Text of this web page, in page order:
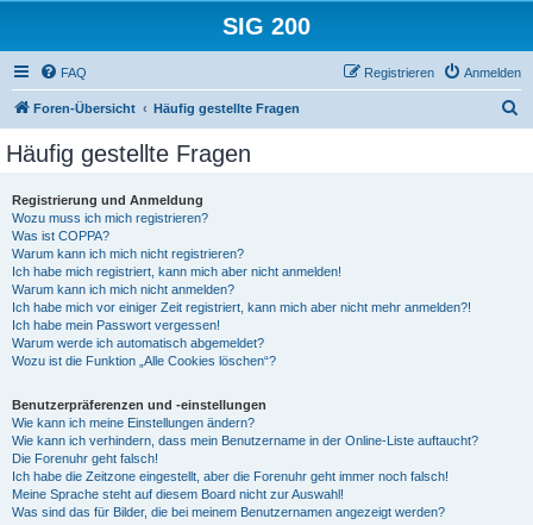
SIG 200
FAQ Anmelden
Registrieren
Foren-Übersicht Häufig gestellte Fragen
Häufig gestellte Fragen
Registrierung und Anmeldung
Wozu muss ich mich registrieren?
Was ist COPPA?
Warum kann ich mich nicht registrieren?
Ich habe mich registriert, kann mich aber nicht anmelden!
Warum kann ich mich nicht anmelden?
Ich habe mich vor einiger Zeit registriert, kann mich aber nicht mehr anmelden?!
Ich habe mein Passwort vergessen!
Warum werde ich automatisch abgemeldet?
Wozu ist die Funktion „Alle Cookies löschen“?
Benutzerpräferenzen und -einstellungen
Wie kann ich meine Einstellungen ändern?
Wie kann ich verhindern, dass mein Benutzername in der Online-Liste auftaucht?
Die Forenuhr geht falsch!
Ich habe die Zeitzone eingestellt, aber die Forenuhr geht immer noch falsch!
Meine Sprache steht auf diesem Board nicht zur Auswahl!
Was sind das für Bilder, die bei meinem Benutzernamen angezeigt werden?